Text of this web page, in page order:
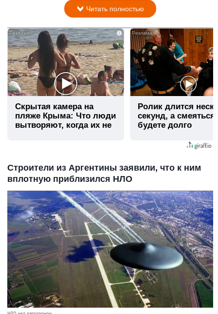
Читать полностью
i
Скрытая камера на
пляже Крыма: Что люди
вытворяют, когда их не
Ролик длится
секунд, а
будете долго
Строители из Аргентины заявили, что к ним
вплотную приблизился НЛО